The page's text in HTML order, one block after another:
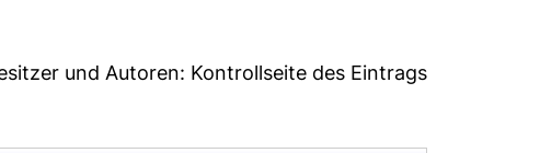
und Autoren: Kontrollseite des Eintrags